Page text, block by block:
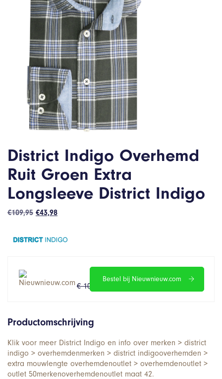
District Indigo Overhemd
Ruit Groen Extra
Longsleeve District Indigo
€109,95 Oorspronkelijke
€109,95.
€43,98Huidige
€43,98.
€ 109.95 € 43.98
Bestel bij Nieuwnieuw.com
Productomschrijving
Klik voor meer District Indigo en info over merken > district
indigo > overhemdenmerken > district indigooverhemden >
extra mouwlengte overhemdenoutlet > overhemdenoutlet >
outlet 50merkenoverhemdenoutlet maat 42.